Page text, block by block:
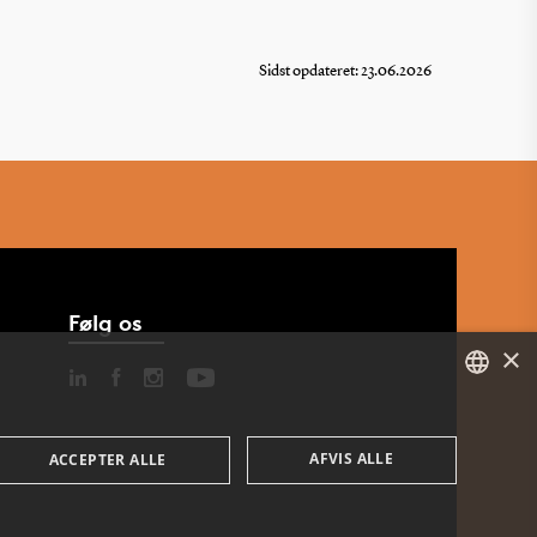
Sidst opdateret: 23.06.2026
Følg os
ENGLISH
×
ACCEPTER ALLE AFVIS ALLE